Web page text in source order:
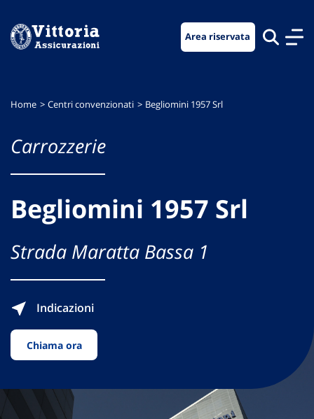
menu
contenuto
footer
Area riservata
Home Centri convenzionati Begliomini 1957 Srl
Carrozzerie
Begliomini 1957 Srl
Strada Maratta Bassa 1
Indicazioni
Chiama ora